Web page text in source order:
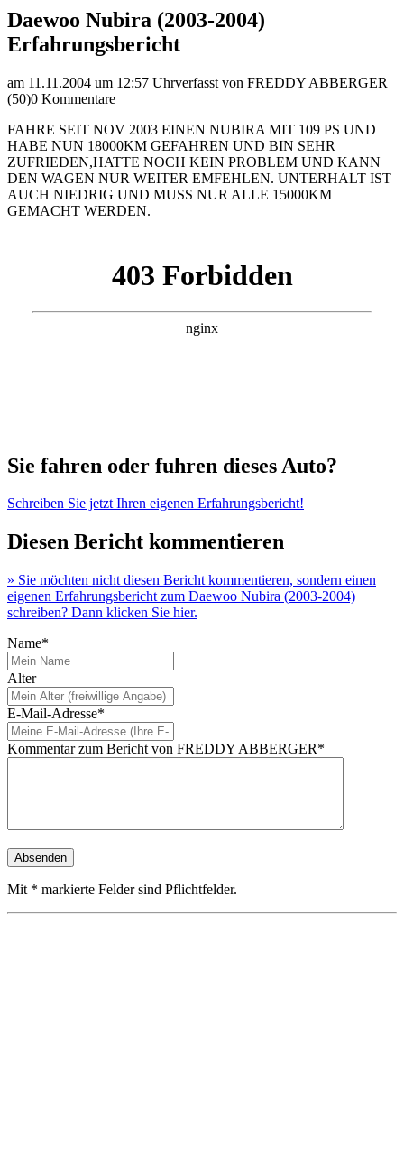
Daewoo Nubira (2003-2004)
Erfahrungsbericht
am 11.11.2004 um 12:57 Uhrverfasst von FREDDY ABBERGER
(50)0 Kommentare
FAHRE SEIT NOV 2003 EINEN NUBIRA MIT 109 PS UND
HABE NUN 18000KM GEFAHREN UND BIN SEHR
ZUFRIEDEN,HATTE NOCH KEIN PROBLEM UND KANN
DEN WAGEN NUR WEITER EMFEHLEN. UNTERHALT IST
AUCH NIEDRIG UND MUSS NUR ALLE 15000KM
GEMACHT WERDEN.
Sie fahren oder fuhren dieses Auto?
Schreiben Sie jetzt Ihren eigenen Erfahrungsbericht!
Diesen Bericht kommentieren
» Sie möchten nicht diesen Bericht kommentieren, sondern einen
eigenen Erfahrungsbericht zum Daewoo Nubira (2003-2004)
schreiben? Dann klicken Sie hier.
Name*
Alter
E-Mail-Adresse*
Kommentar zum Bericht von FREDDY ABBERGER*
Mit * markierte Felder sind Pflichtfelder.